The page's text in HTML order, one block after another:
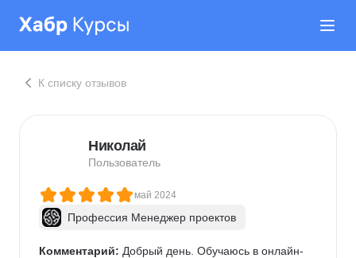
К списку отзывов
Николай
Пользователь
май 2024
Профессия Менеджер проектов
Комментарий: Добрый день. Обучаюсь в онлайн-